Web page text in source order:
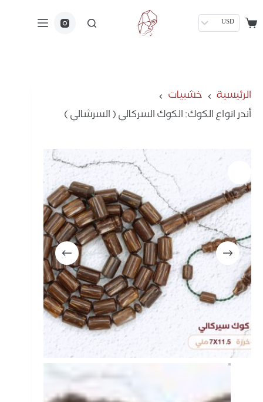
USD
الرئيسية
خشبيات
أندر انواع الكوك: الكوك السركالي ( السرشالي )